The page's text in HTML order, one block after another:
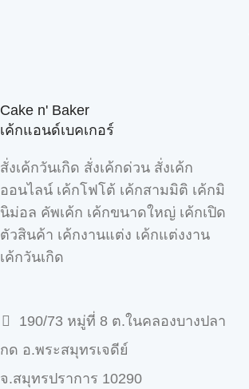
Cake n' Baker
เค้กแอนด์เบคเกอร์
สั่งเค้กวันเกิด สั่งเค้กด่วน สั่งเค้ก
ออนไลน์ เค้กโฟโต้ เค้กสามมิติ เค้กมิ
นิม่อล คัพเค้ก เค้กขนาดใหญ่ เค้กเปิด
ตัวสินค้า เค้กงานแต่ง เค้กแต่งงาน
เค้กวันเกิด
190/73 หมู่ที่ 8 ต.ในคลองบางปลา
กด อ.พระสมุทรเจดีย์
จ.สมุทรปราการ 10290